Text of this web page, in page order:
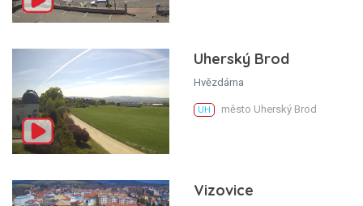
Uherský Brod
Hvězdárna
UH město Uherský Brod
Vizovice